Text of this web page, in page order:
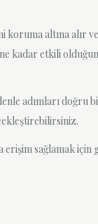
altına alır
kadar etkili
adımları doğru
erişim sağlamak